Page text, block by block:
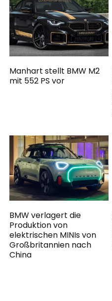
Manhart stellt BMW M2
mit 552 PS vor
BMW verlagert die
Produktion von
elektrischen MINIs von
Großbritannien nach
China